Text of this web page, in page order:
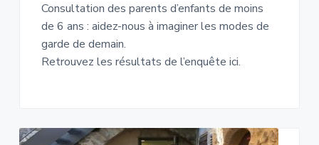
Consultation des parents d’enfants de moins
de 6 ans : aidez-nous à imaginer les modes de
garde de demain.
Retrouvez les résultats de l’enquête ici.